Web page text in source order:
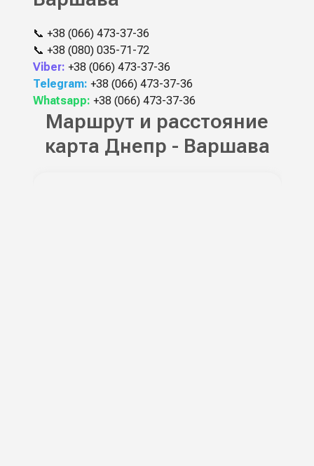
📞 +38 (066) 473-37-36
📞 +38 (080) 035-71-72
Viber: +38 (066) 473-37-36
Telegram: +38 (066) 473-37-36
Whatsapp: +38 (066) 473-37-36
Маршрут и расстояние
карта Днепр - Варшава